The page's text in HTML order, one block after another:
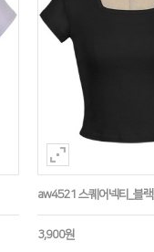
aw4521 스퀘어넥티_블랙
3,900원